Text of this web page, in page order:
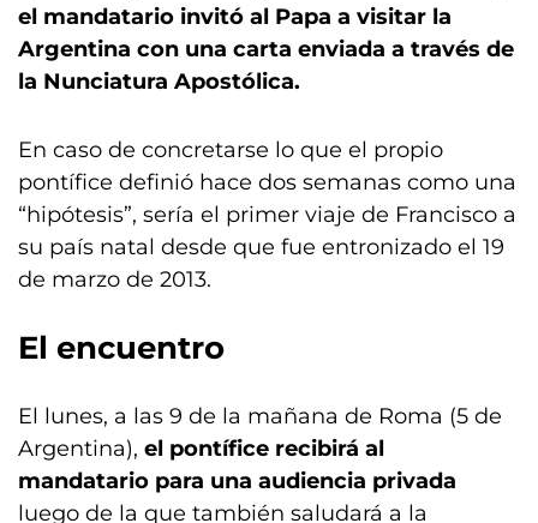
el mandatario invitó al Papa a visitar la
Argentina con una carta enviada a través de
la Nunciatura Apostólica.
En caso de concretarse lo que el propio
pontífice definió hace dos semanas como una
“hipótesis”, sería el primer viaje de Francisco a
su país natal desde que fue entronizado el 19
de marzo de 2013.
El encuentro
El lunes, a las 9 de la mañana de Roma (5 de
Argentina), el pontífice recibirá al
mandatario para una audiencia privada
luego de la que también saludará a la